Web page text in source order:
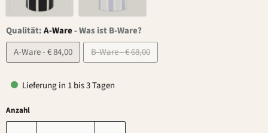
Qualität:A-Ware-Was ist B-Ware?
A-Ware - € 84,00
B-Ware - € 68,00
Lieferung in 1 bis 3 Tagen
Anzahl